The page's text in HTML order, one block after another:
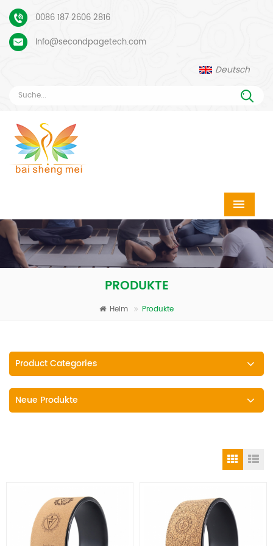
0086 187 2606 2816
Info@secondpagetech.com
Deutsch
PRODUKTE
Heim Produkte
Product Categories
Neue Produkte